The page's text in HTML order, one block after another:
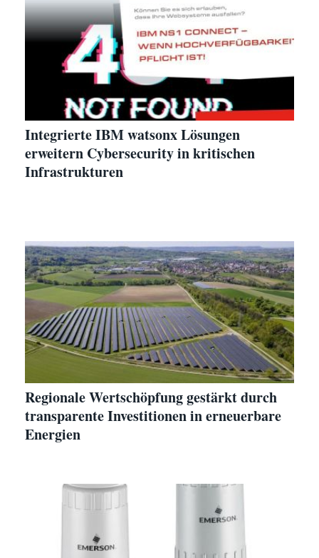
Integrierte IBM watsonx Lösungen
erweitern Cybersecurity in kritischen
Infrastrukturen
Regionale Wertschöpfung gestärkt durch
transparente Investitionen in erneuerbare
Energien